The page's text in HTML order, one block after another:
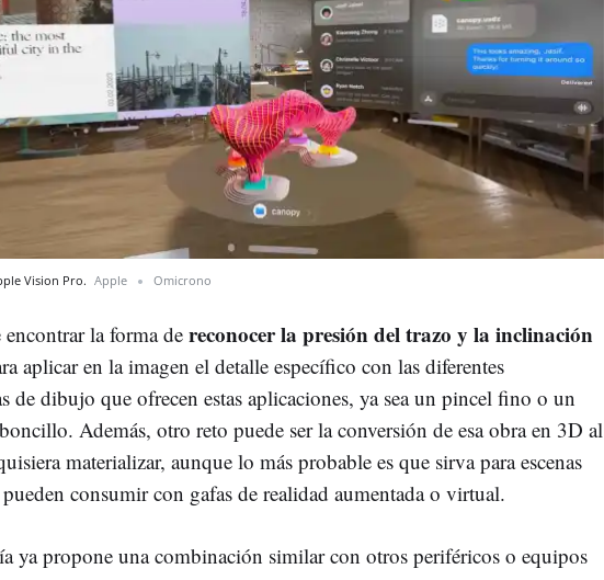
Vision Pro. Apple Omicrono
la forma dereconocer la presión del trazo y la inclinación
aplicar en la imagen el detalle específico con las diferentes
de dibujo que ofrecen estas aplicaciones, ya sea un pincel fino o un
Además, otro reto puede ser la conversión de esa obra en 3D al
materializar, aunque lo más probable es que sirva para escenas
consumir con gafas de realidad aumentada o virtual.
ya propone una combinación similar con otros periféricos o equipos